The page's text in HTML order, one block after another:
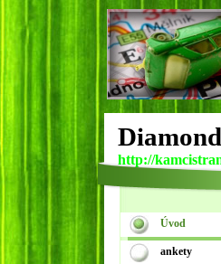
http://
Úvod
ankety